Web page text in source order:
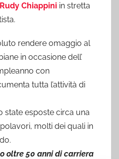
Rudy Chiappini in stretta
rendere omaggio al
in occasione dell’
con
tutta l’attività di
state esposte circa una
molti dei quali in
oltre 50 anni di carriera